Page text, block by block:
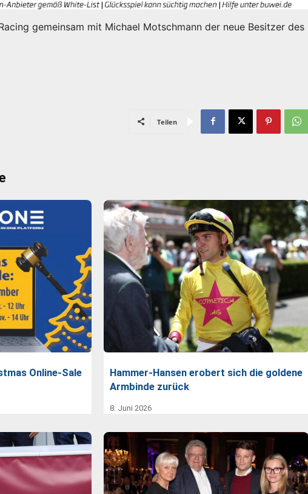
gemeinsam mit Michael Motschmann der neue Besitzer des
Teilen
Online-Sale
Hammer-Hansen erobert sich die goldene
Armbinde zurück
8. Juni 2026